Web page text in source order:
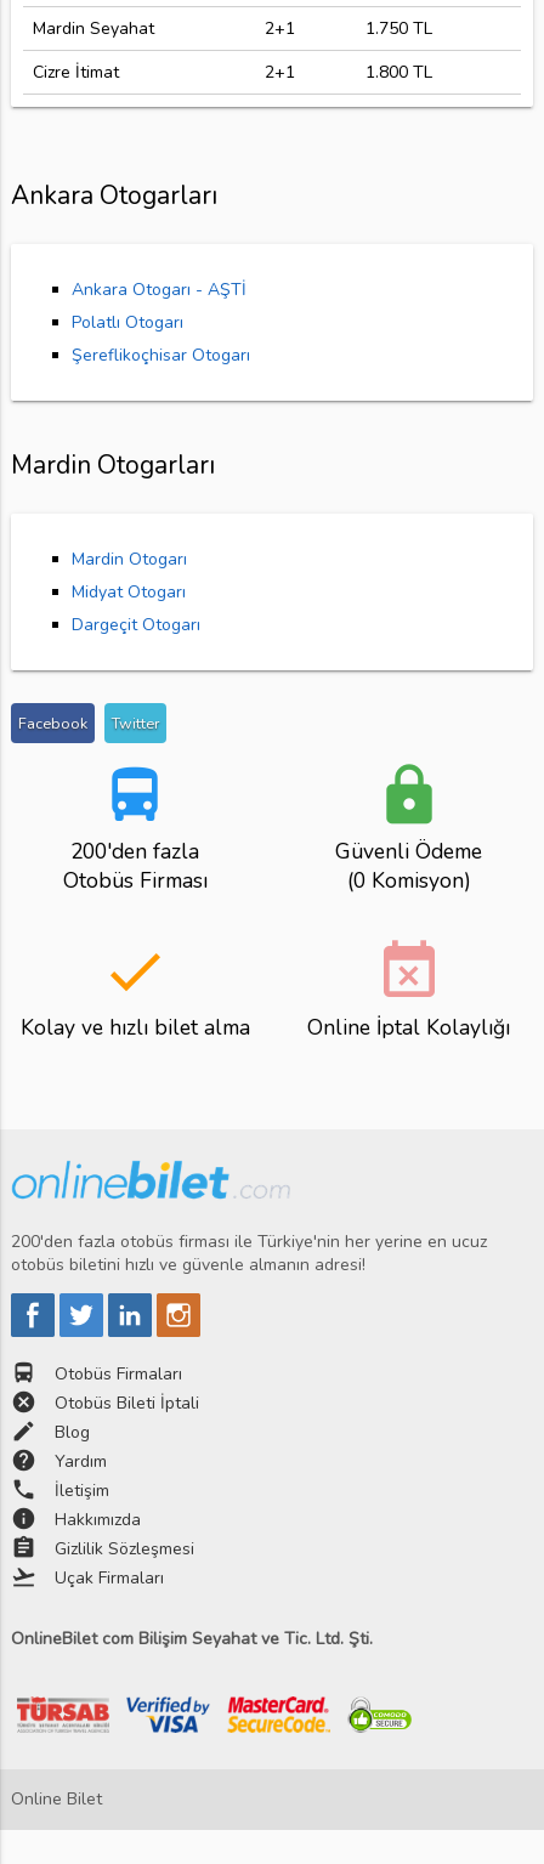
Mardin Seyahat
2+1
1.750 TL
Cizre İtimat
2+1 1.800 TL
Ankara Otogarları
Ankara Otogarı - AŞTİ
Polatlı Otogarı
Şereflikoçhisar Otogarı
Mardin Otogarları
Mardin Otogarı
Midyat Otogarı
Dargeçit Otogarı
Facebook Twitter
directions_bus
200'den fazla
Otobüs Firması
lock
Güvenli Ödeme
(0 Komisyon)
done
Kolay ve hızlı bilet alma
event_busy
Online İptal Kolaylığı
200'den fazla otobüs firması ile Türkiye'nin her yerine en ucuz
otobüs biletini hızlı ve güvenle almanın adresi!
directions_bus Otobüs Firmaları
cancel Otobüs Bileti İptali
edit Blog
help Yardım
phone İletişim
info Hakkımızda
assignment Gizlilik Sözleşmesi
flight_takeoff Uçak Firmaları
OnlineBilet com Bilişim Seyahat ve Tic. Ltd. Şti.
Online Bilet